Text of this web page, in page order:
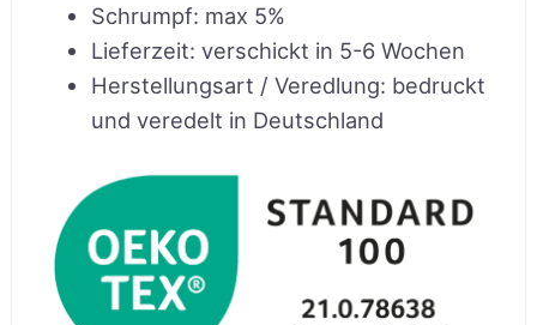
Schrumpf: max 5%
Lieferzeit: verschickt in 5-6 Wochen
Herstellungsart / Veredlung: bedruckt
und veredelt in Deutschland